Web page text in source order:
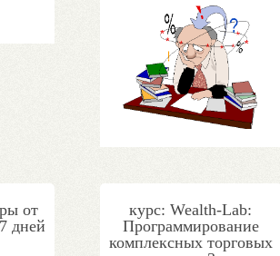
от
дней
курс: Wealth-Lab:
Программирование
комплексных торговых